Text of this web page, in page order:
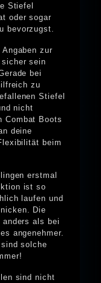
Stiefel
oder sogar
bevorzugst.
zur
sein
bei
zu
Stiefel
nicht
Combat Boots
deine
beim
erstmal
ist so
laufen und
Die
als bei
angenehmer.
solche
sind nicht